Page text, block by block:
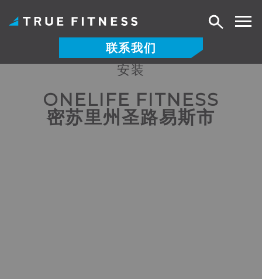
联系我们
搜
安装
ONELIFE FITNESS
密苏里州圣路易斯市